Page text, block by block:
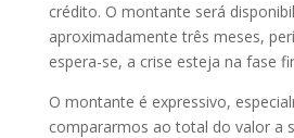
crédito. O montante será
aproximadamente três meses,
espera-se, a crise esteja na fase
O montante é expressivo,
compararmos ao total do valor a